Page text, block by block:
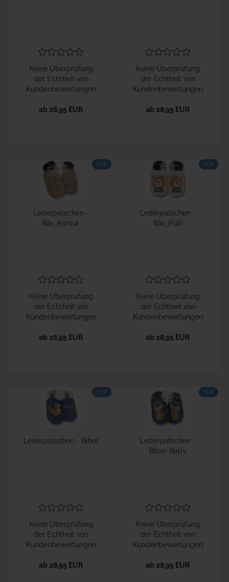
Keine Überprüfung
der Echtheit von
Kundenbewertungen
ab 28,95 EUR
Keine Überprüfung
der Echtheit von
Kundenbewertungen
ab 28,95 EUR
TOP
Lederpatschen -
Bär_Kontur
Keine Überprüfung
der Echtheit von
Kundenbewertungen
ab 28,95 EUR
TOP
Lederpatschen -
Bär_Pulli
Keine Überprüfung
der Echtheit von
Kundenbewertungen
ab 28,95 EUR
TOP
Lederpatschen - Biber
Keine Überprüfung
der Echtheit von
Kundenbewertungen
ab 28,95 EUR
TOP
Lederpatschen -
Biber-Baby
Keine Überprüfung
der Echtheit von
Kundenbewertungen
ab 28,95 EUR